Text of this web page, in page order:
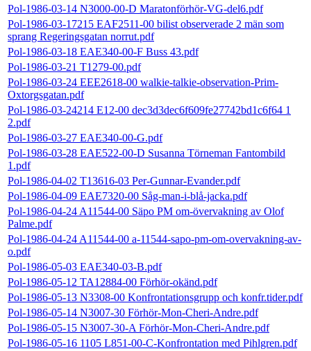
Pol-1986-03-14 N3000-00-D Maratonförhör-VG-del6.pdf
Pol-1986-03-17215 EAF2511-00 bilist observerade 2 män som
sprang Regeringsgatan norrut.pdf
Pol-1986-03-18 EAE340-00-F Buss 43.pdf
Pol-1986-03-21 T1279-00.pdf
Pol-1986-03-24 EEE2618-00 walkie-talkie-observation-Prim-
Oxtorgsgatan.pdf
Pol-1986-03-24214 E12-00 dec3d3dec6f609fe27742bd1c6f64 1
2.pdf
Pol-1986-03-27 EAE340-00-G.pdf
Pol-1986-03-28 EAE522-00-D Susanna Törneman Fantombild
1.pdf
Pol-1986-04-02 T13616-03 Per-Gunnar-Evander.pdf
Pol-1986-04-09 EAE7320-00 Såg-man-i-blå-jacka.pdf
Pol-1986-04-24 A11544-00 Säpo PM om-övervakning av Olof
Palme.pdf
Pol-1986-04-24 A11544-00 a-11544-sapo-pm-om-overvakning-av-
o.pdf
Pol-1986-05-03 EAE340-03-B.pdf
Pol-1986-05-12 TA12884-00 Förhör-okänd.pdf
Pol-1986-05-13 N3308-00 Konfrontationsgrupp och konfr.tider.pdf
Pol-1986-05-14 N3007-30 Förhör-Mon-Cheri-Andre.pdf
Pol-1986-05-15 N3007-30-A Förhör-Mon-Cheri-Andre.pdf
Pol-1986-05-16 1105 L851-00-C-Konfrontation med Pihlgren.pdf